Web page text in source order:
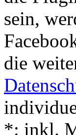
sein,
die
*: inkl.